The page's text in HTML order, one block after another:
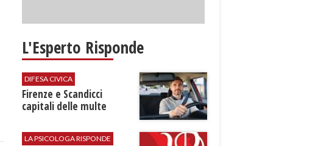
L'Esperto Risponde
DIFESA CIVICA
Firenze e Scandicci
capitali delle multe
LA PSICOLOGA RISPONDE